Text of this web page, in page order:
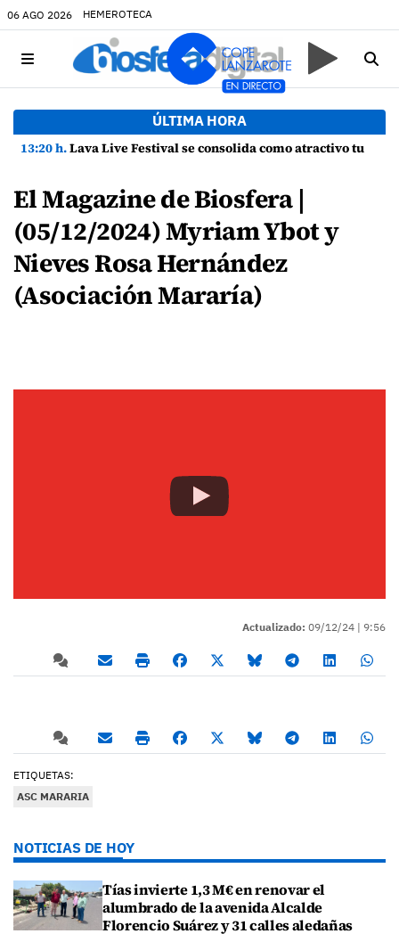
06 AGO 2026 HEMEROTECA
ÚLTIMA HORA
13:20 h.Lava Live Festival se consolida como atractivo turístico y agente dinamizador de la economía de Lanzarote
El Magazine de Biosfera |
(05/12/2024) Myriam Ybot y
Nieves Rosa Hernández
(Asociación Mararía)
Actualizado: 09/12/24 | 9:56
ETIQUETAS:
ASC MARARIA
NOTICIAS DE HOY
Tías invierte 1,3 M€ en renovar el
alumbrado de la avenida Alcalde
Florencio Suárez y 31 calles aledañas